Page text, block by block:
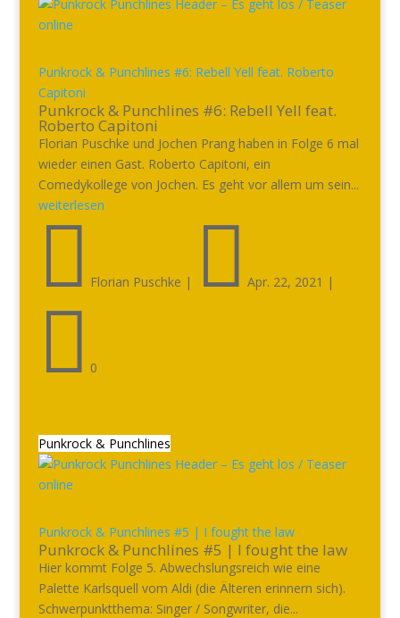
Punkrock & Punchlines #6: Rebell Yell feat. Roberto
Capitoni
Punkrock & Punchlines #6: Rebell Yell feat.
Roberto Capitoni
Florian Puschke und Jochen Prang haben in Folge 6 mal
wieder einen Gast. Roberto Capitoni, ein
Comedykollege von Jochen. Es geht vor allem um sein...
weiterlesen
 Florian Puschke |  Apr. 22, 2021 |
 0
Punkrock & Punchlines
Punkrock & Punchlines #5 | I fought the law
Punkrock & Punchlines #5 | I fought the law
Hier kommt Folge 5. Abwechslungsreich wie eine
Palette Karlsquell vom Aldi (die Älteren erinnern sich).
Schwerpunktthema: Singer / Songwriter, die...